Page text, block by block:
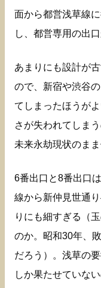
面から都営浅草線
し、都営専用の出
あまりにも設計が
ので、新宿や渋谷
てしまったほうが
さが失われてしま
未来永劫現状のま
6番出口と8番出口
線から新仲見世通
りにも細すぎる（
のか。昭和30年、
だろう）。浅草の
しか果たせていな